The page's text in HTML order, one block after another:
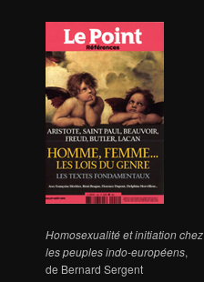
Homosexualité et initiation chez
les peuples indo-européens,
de Bernard Sergent